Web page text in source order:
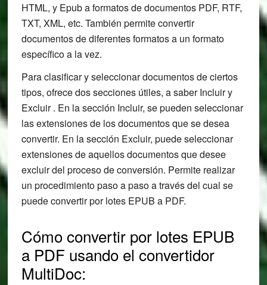
HTML, y Epub a formatos de documentos PDF, RTF,
TXT, XML, etc. También permite convertir
documentos de diferentes formatos a un formato
específico a la vez.
Para clasificar y seleccionar documentos de ciertos
tipos, ofrece dos secciones útiles, a saber Incluir y
Excluir . En la sección Incluir, se pueden seleccionar
las extensiones de los documentos que se desea
convertir. En la sección Excluir, puede seleccionar
extensiones de aquellos documentos que desee
excluir del proceso de conversión. Permite realizar
un procedimiento paso a paso a través del cual se
puede convertir por lotes EPUB a PDF.
Cómo convertir por lotes EPUB
a PDF usando el convertidor
MultiDoc: